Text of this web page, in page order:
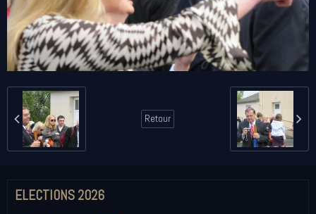
Retour
ELECTIONS 2026